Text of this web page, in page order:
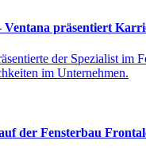
Ventana präsentiert
der Spezialist
im Unternehmen.
der Fensterbau